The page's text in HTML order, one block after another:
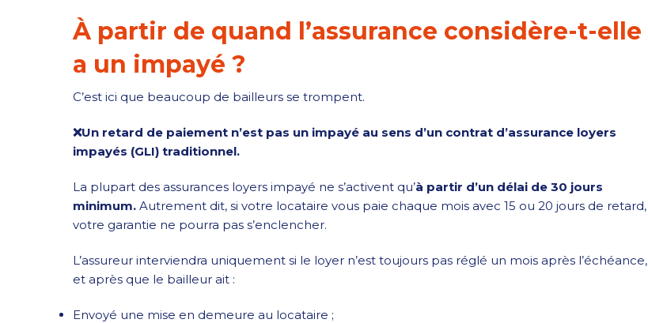
À partir de quand l’assurance considère-t-elle
a un impayé ?
C’est ici que beaucoup de bailleurs se trompent.
❌Un retard de paiement n’est pas un impayé au sens d’un contrat d’assurance loyers
impayés (GLI) traditionnel.
La plupart des assurances loyers impayé ne s’activent qu’à partir d’un délai de 30 jours
minimum. Autrement dit, si votre locataire vous paie chaque mois avec 15 ou 20 jours de retard,
votre garantie ne pourra pas s’enclencher.
L’assureur interviendra uniquement si le loyer n’est toujours pas réglé un mois après l’échéance,
et après que le bailleur ait :
Envoyé une mise en demeure au locataire ;